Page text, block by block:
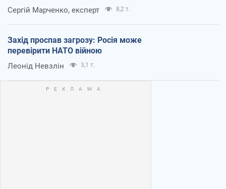
Сергій Марченко, експерт 8,2 т.
Захід проспав загрозу: Росія може
перевірити НАТО війною
Леонід Невзлін 3,1 т.